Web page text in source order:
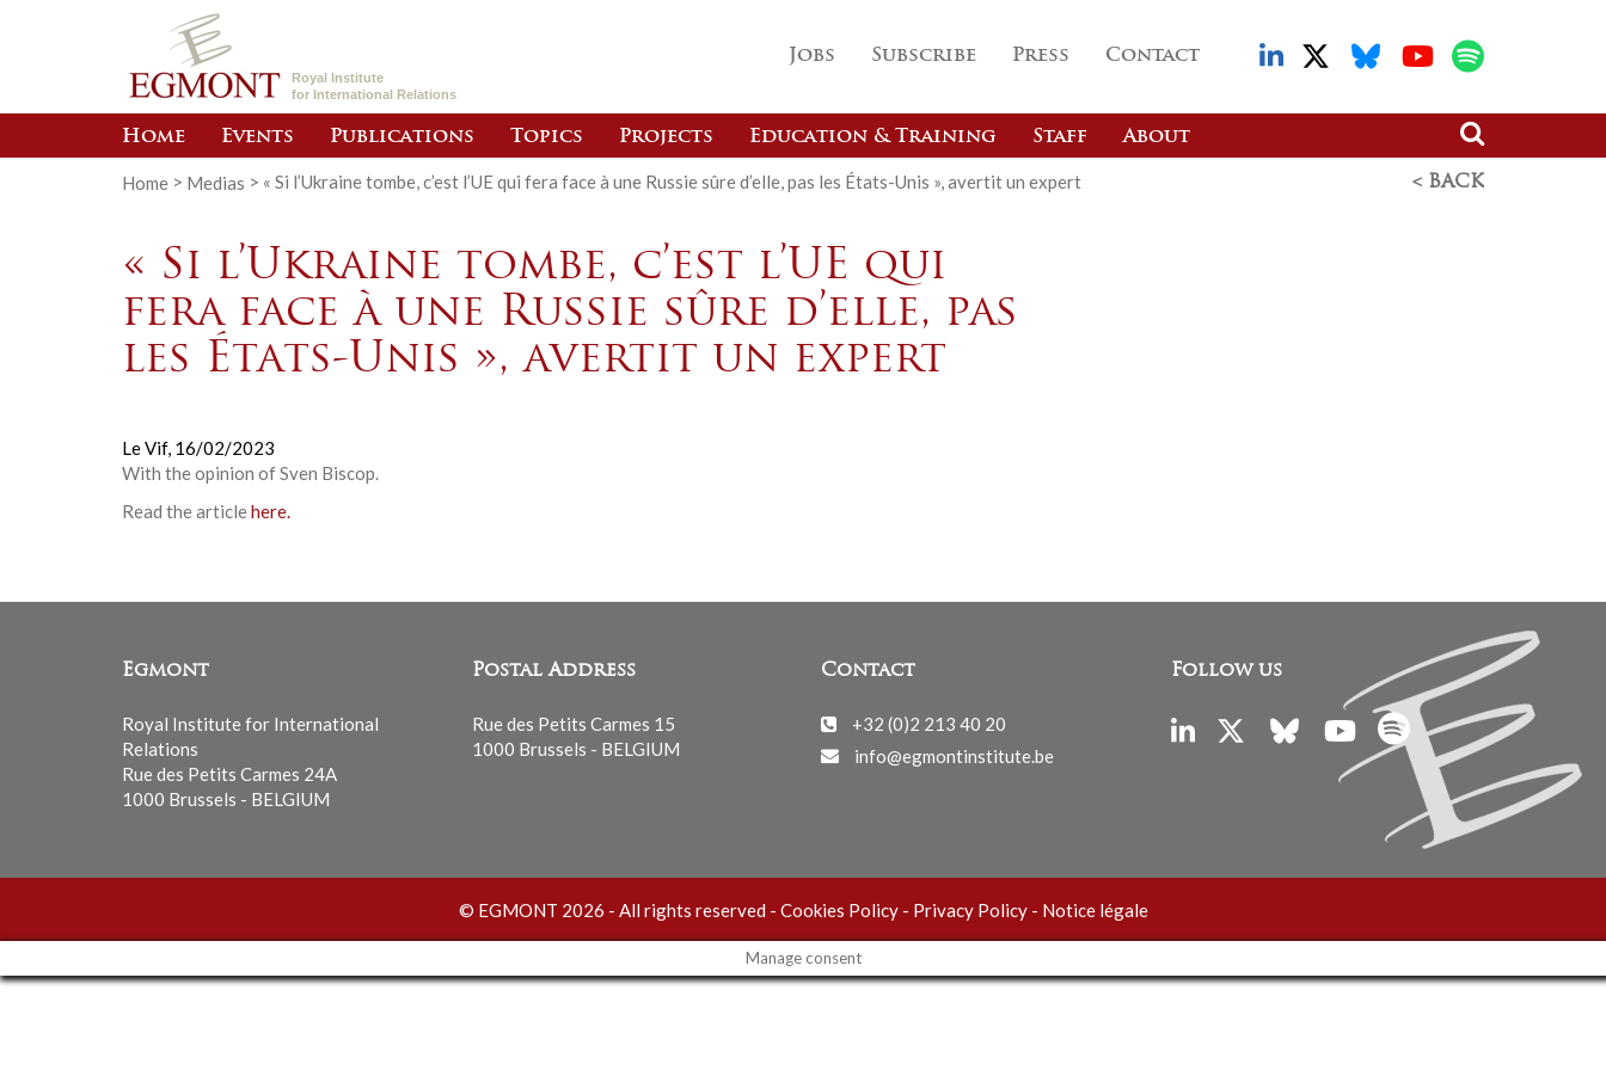
Royal Institute
for International Relations
Jobs Subscribe Press Contact
Home Events Publications Topics Projects Education & Training Staff About
Home > Medias > « Si l’Ukraine tombe, c’est l’UE qui fera face à une Russie sûre d’elle, pas les États-Unis », avertit un expert < BACK
« Si l’Ukraine tombe, c’est l’UE qui
fera face à une Russie sûre d’elle, pas
les États-Unis », avertit un expert
Le Vif, 16/02/2023
With the opinion of Sven Biscop.
Read the articlehere.
Egmont
Royal Institute for International
Relations
Rue des Petits Carmes 24A
1000 Brussels - BELGIUM
Postal Address
Rue des Petits Carmes 15
1000 Brussels - BELGIUM
Contact
+32 (0)2 213 40 20
info@egmontinstitute.be
Follow us
© EGMONT 2026 - All rights reserved - Cookies Policy- Privacy Policy- Notice légale
Manage consent